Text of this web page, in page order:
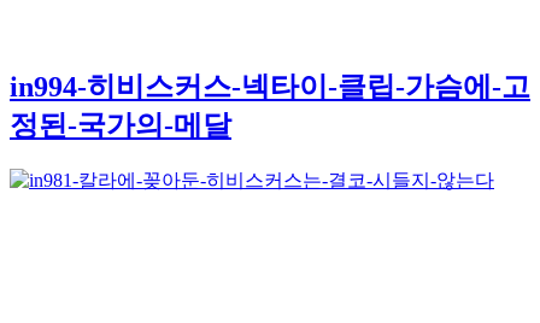
in994-히비스커스-넥타이-클립-가슴에-고
정된-국가의-메달